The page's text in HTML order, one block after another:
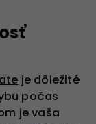
je dôležité
počas
je vaša